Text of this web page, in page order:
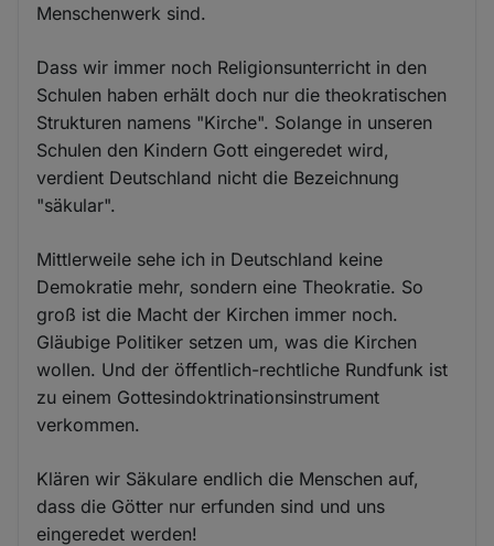
Menschenwerk sind.
Dass wir immer noch Religionsunterricht in den
Schulen haben erhält doch nur die theokratischen
Strukturen namens "Kirche". Solange in unseren
Schulen den Kindern Gott eingeredet wird,
verdient Deutschland nicht die Bezeichnung
"säkular".
Mittlerweile sehe ich in Deutschland keine
Demokratie mehr, sondern eine Theokratie. So
groß ist die Macht der Kirchen immer noch.
Gläubige Politiker setzen um, was die Kirchen
wollen. Und der öffentlich-rechtliche Rundfunk ist
zu einem Gottesindoktrinationsinstrument
verkommen.
Klären wir Säkulare endlich die Menschen auf,
dass die Götter nur erfunden sind und uns
eingeredet werden!